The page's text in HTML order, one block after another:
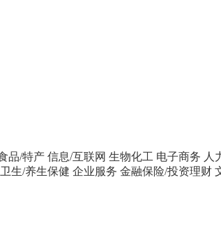
品/特产 信息/互联网 生物化工 电子商务 人
生/养生保健 企业服务 金融保险/投资理财